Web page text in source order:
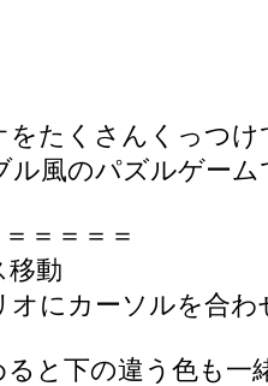
をたくさんくっつけ
ル風のパズルゲーム
＝＝＝＝
移動
オにカーソルを合
と下の違う色も一